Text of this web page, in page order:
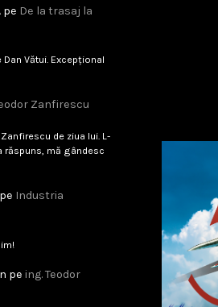
pe De la trasaj la
Vătui. Excepțional
Zanfirescu
de ziua lui. L-
răspuns, mă gândesc
pe Industria
pe ing. Teodor